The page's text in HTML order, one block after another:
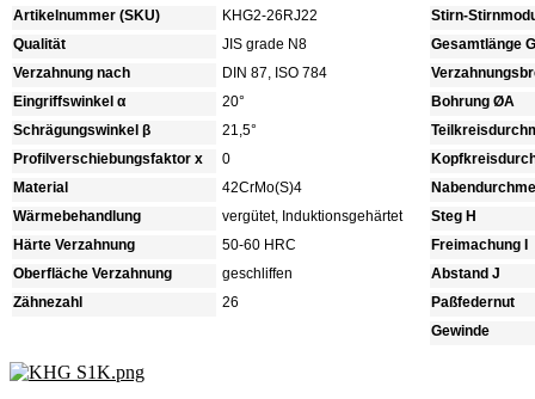
Artikelnummer (SKU)
KHG2-26RJ22
Qualität
JIS grade N8
Verzahnung nach
DIN 87, ISO 784
Eingriffswinkel α
20°
Schrägungswinkel β
21,5°
Profilverschiebungsfaktor x
0
Material
42CrMo(S)4
Wärmebehandlung
vergütet, Induktionsgehärtet
Härte Verzahnung
50-60 HRC
Oberfläche Verzahnung
geschliffen
Zähnezahl
26
Stirn-
Gesamtlänge G
Bohrung ØA
Steg H
Freimachung I
Abstand J
Paßfedernut
Gewinde